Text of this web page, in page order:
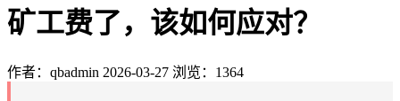
矿工费了，该如何应对？
作者：qbadmin 2026-03-27 浏览：1364